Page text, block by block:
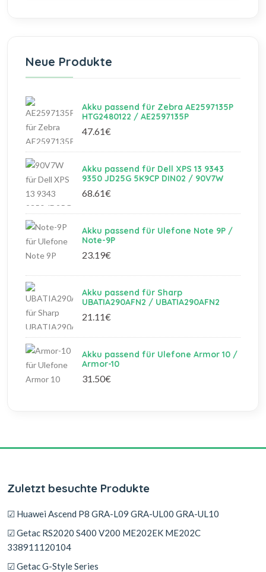
Neue Produkte
Akku passend für Zebra AE2597135P
HTG2480122 / AE2597135P
47.61€
Akku passend für Dell XPS 13 9343
9350 JD25G 5K9CP DIN02 / 90V7W
68.61€
Akku passend für Ulefone Note 9P /
Note-9P
23.19€
Akku passend für Sharp
UBATIA290AFN2 / UBATIA290AFN2
21.11€
Akku passend für Ulefone Armor 10 /
Armor-10
31.50€
Zuletzt besuchte Produkte
☑ Huawei Ascend P8 GRA-L09 GRA-UL00 GRA-UL10
☑ Getac RS2020 S400 V200 ME202EK ME202C
338911120104
☑ Getac G-Style Series